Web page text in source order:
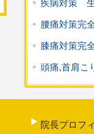
疾病対策
腰痛対策完
膝痛対策完
頭痛,首肩こ
院長プロフ